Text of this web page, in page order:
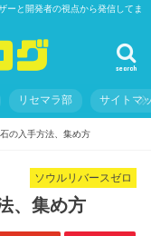
ーと開発者の視点から発信してま
search
リセマラ部 サイトマ
の入手方法、集め方
ソウルリバースゼロ
、集め方